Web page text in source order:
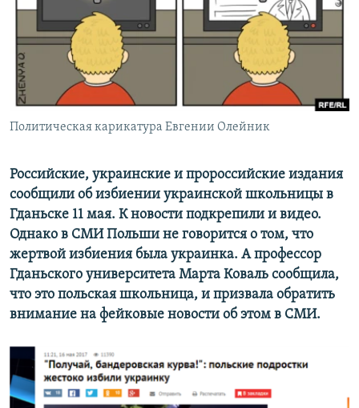
ПОБЕДИТЕЛЕЙ НЕ СУДЯТ?
КРЫМ.НЕПОКОРЕННЫЙ
УКРАИНСКАЯ ПРОБЛЕМА КРЫМА
ПРИСОЕДИНЯЙТЕСЬ!
Все сайты RFE/RL
Политическая карикатура Евгении Олейник
Российские, украинские и пророссийские издания
сообщили об избиении украинской школьницы в
Гданьске 11 мая. К новости подкрепили и видео.
Однако в СМИ Польши не говорится о том, что
жертвой избиения была украинка. А профессор
Гданьского университета Марта Коваль сообщила,
что это польская школьница, и призвала обратить
внимание на фейковые новости об этом в СМИ.